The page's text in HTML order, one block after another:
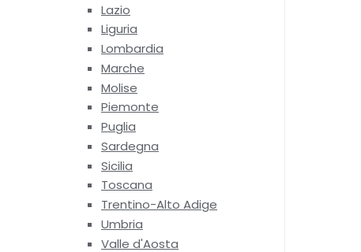
Lazio
Liguria
Lombardia
Marche
Molise
Piemonte
Puglia
Sardegna
Sicilia
Toscana
Trentino-Alto Adige
Umbria
Valle d'Aosta